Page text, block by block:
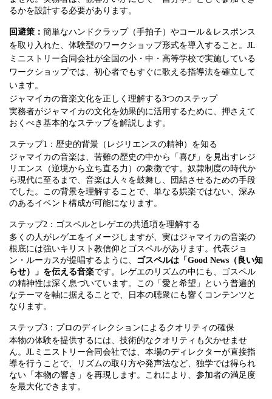
るかを設計する必要があります。
回避策： 簡単なハンドクラップ（手拍子）やコール＆レスポンス
を取り入れた、体験型のワークショップ形式を導入すること。JL
ミニストリー合同会社が全国の小・中・高等学校で実施している
ワークショップでは、初心者でもすぐに歌える指導法を確立して
います。
ジャマイカの音楽文化を正しく理解する3つのステップ
実務者がジャマイカの文化を効果的に活用するために、押さえて
おくべき基本的なステップを解説します。
ステップ1：歴史的背景（レジリエンスの精神）を知る
ジャマイカの音楽は、苦難の歴史の中から「喜び」を見出すレジ
リエンス（逆境から立ち直る力）の象徴です。奴隷制度の時代か
ら現代に至るまで、音楽は人々を鼓舞し、団結させるための手段
でした。この背景を理解することで、単なる娯楽ではない、深み
のあるイベント構成が可能になります。
ステップ2：ゴスペルとレゲエの共通項を理解する
多くの人がレゲエをイメージしますが、実はジャマイカの音楽の
根底には強いキリスト教信仰とゴスペルがあります。代表ジョ
ン・ルーカスが提唱するように、 ゴスペルは「Good News（良い知
らせ）」を伝える音楽です。レゲエのリズムの中にも、ゴスペル
の精神性は深く息づいています。この「愛と希望」という普遍的
なテーマを軸に据えることで、日本の聴衆にも響くコンテンツと
なります。
ステップ3：プロのディレクションによるクオリティの確保
本物の体験を提供するには、技術的なクオリティも欠かせませ
ん。JLミニストリー合同会社では、本場のディレクターが直接指
導を行うことで、リズムの取り方や発声法など、独学では得られ
ない「本物の響き」を再現します。これにより、参加者の満足度
を最大化できます。